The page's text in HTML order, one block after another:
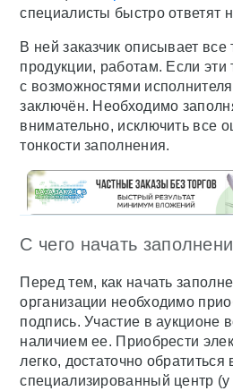
специалисты быстро ответят
В ней заказчик описывает все
продукции, работам. Если эти
с возможностями
заключён. Необходимо
внимательно, исключить все
тонкости заполнения.
С чего начать
Перед тем, как начать
организации необходимо
подпись. Участие в аукционе
наличием ее. Приобрести
легко, достаточно обратиться
специализированный центр (у